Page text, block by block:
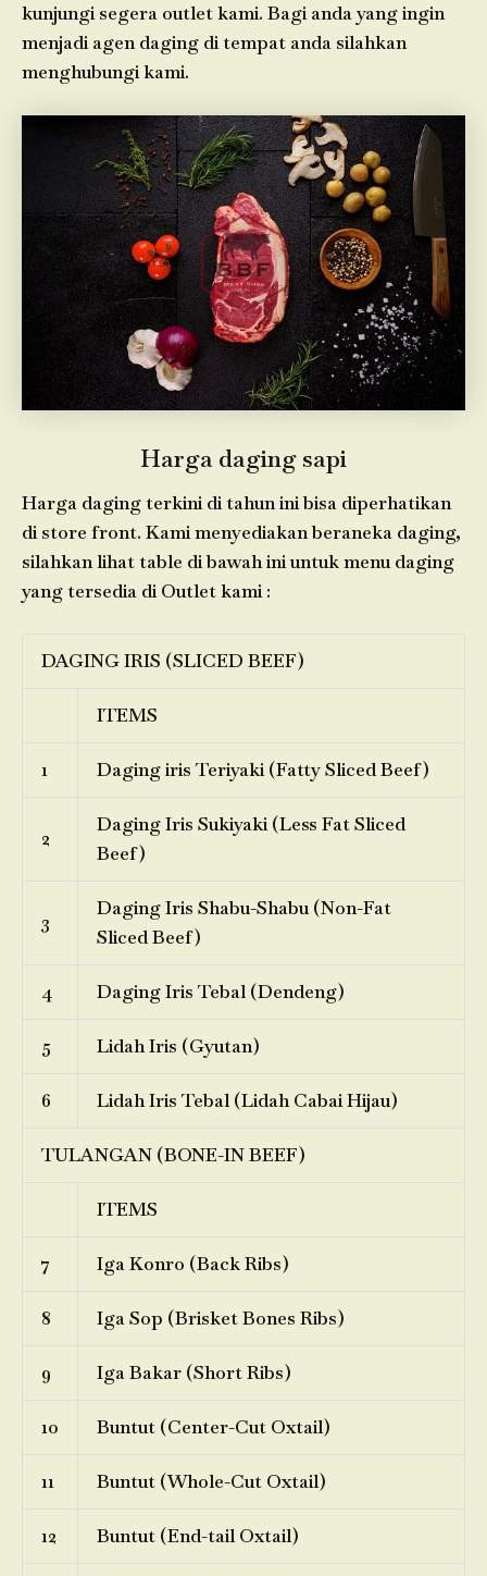
kunjungi segera outlet kami. Bagi anda yang ingin
menjadi agen daging di tempat anda silahkan
menghubungi kami.
Harga daging sapi
Harga daging terkini di tahun ini bisa diperhatikan
di store front. Kami menyediakan beraneka daging,
silahkan lihat table di bawah ini untuk menu daging
yang tersedia di Outlet kami :
DAGING IRIS (SLICED BEEF)
ITEMS
1 Daging iris Teriyaki (Fatty Sliced Beef)
2
Daging Iris Sukiyaki (Less Fat Sliced
Beef)
3
Daging Iris Shabu-Shabu (Non-Fat
Sliced Beef)
4 Daging Iris Tebal (Dendeng)
5 Lidah Iris (Gyutan)
6 Lidah Iris Tebal (Lidah Cabai Hijau)
TULANGAN (BONE-IN BEEF)
ITEMS
7 Iga Konro (Back Ribs)
8 Iga Sop (Brisket Bones Ribs)
9 Iga Bakar (Short Ribs)
10 Buntut (Center-Cut Oxtail)
11 Buntut (Whole-Cut Oxtail)
12 Buntut (End-tail Oxtail)